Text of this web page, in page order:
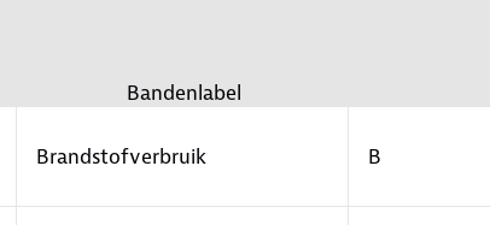
Bandenlabel
Brandstofverbruik B